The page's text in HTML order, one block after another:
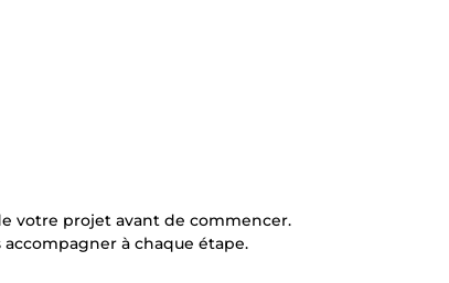
votre projet avant de commencer.
à chaque étape.